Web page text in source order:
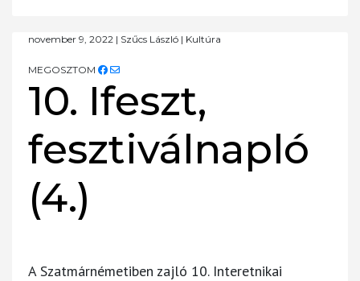
november 9, 2022 | Szűcs László | Kultúra
MEGOSZTOM
10. Ifeszt,
fesztiválnapló
(4.)
A Szatmárnémetiben zajló 10. Interetnikai